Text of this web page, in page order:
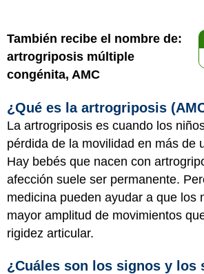
También recibe el nombre de:
artrogriposis múltiple
congénita, AMC
¿Qué es la artrogriposis
La artrogriposis es cuando los
pérdida de la movilidad en más de
Hay bebés que nacen con
afección suele ser permanente.
medicina pueden ayudar a que los
mayor amplitud de movimientos
rigidez articular.
¿Cuáles son los signos y los